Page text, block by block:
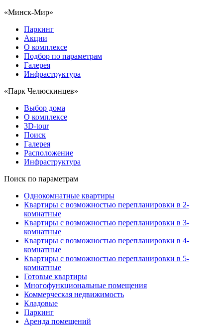
«Минск-Мир»
Паркинг
Акции
О комплексе
Подбор по параметрам
Галерея
Инфраструктура
«Парк Челюскинцев»
Выбор дома
О комплексе
3D-tour
Поиск
Галерея
Расположение
Инфраструктура
Поиск по параметрам
Однокомнатные квартиры
Квартиры с возможностью перепланировки в 2-
комнатные
Квартиры с возможностью перепланировки в 3-
комнатные
Квартиры с возможностью перепланировки в 4-
комнатные
Квартиры с возможностью перепланировки в 5-
комнатные
Готовые квартиры
Многофункциональные помещения
Коммерческая недвижимость
Кладовые
Паркинг
Аренда помещений